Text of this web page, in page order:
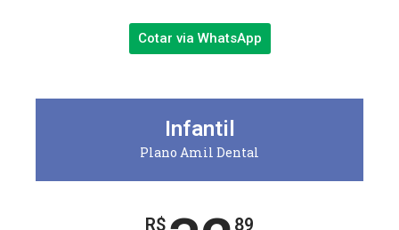
Cotar via WhatsApp
Infantil
Plano Amil Dental
R$ 89